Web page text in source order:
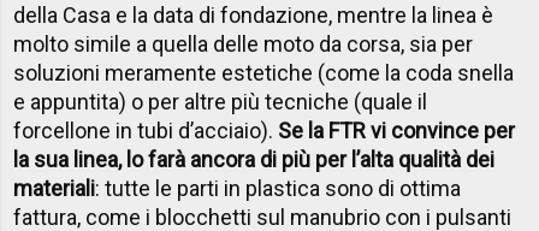
della Casa e la data di fondazione, mentre la linea è
molto simile a quella delle moto da corsa, sia per
soluzioni meramente estetiche (come la coda snella
e appuntita) o per altre più tecniche (quale il
forcellone in tubi d’acciaio). Se la FTR vi convince per
la sua linea, lo farà ancora di più per l’alta qualità dei
materiali: tutte le parti in plastica sono di ottima
fattura, come i blocchetti sul manubrio con i pulsanti